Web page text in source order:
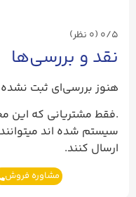
0/5 (۰ نظر)
نقد و بررسی‌ها
هنوز بررسی‌ای ثبت
.فقط مشتریانی که این
سیستم شده اند
ارسال کنند.
مشاوره فروش